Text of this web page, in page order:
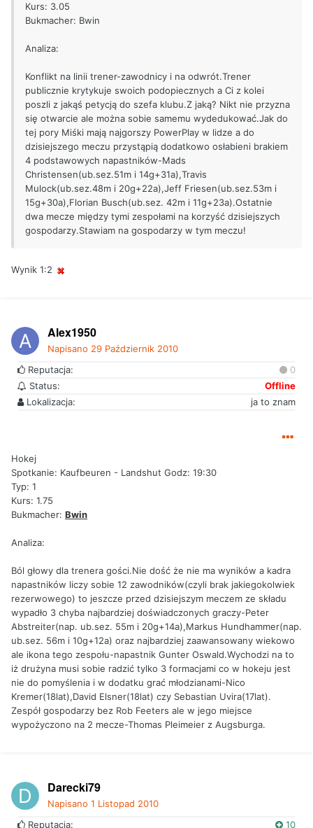
Kurs: 3.05
Bukmacher: Bwin
Analiza:
Konflikt na linii trener-zawodnicy i na odwrót.Trener
publicznie krytykuje swoich podopiecznych a Ci z kolei
poszli z jakąś petycją do szefa klubu.Z jaką? Nikt nie przyzna
się otwarcie ale można sobie samemu wydedukować.Jak do
tej pory Miśki mają najgorszy PowerPlay w lidze a do
dzisiejszego meczu przystąpią dodatkowo osłabieni brakiem
4 podstawowych napastników-Mads
Christensen(ub.sez.51m i 14g+31a),Travis
Mulock(ub.sez.48m i 20g+22a),Jeff Friesen(ub.sez.53m i
15g+30a),Florian Busch(ub.sez. 42m i 11g+23a).Ostatnie
dwa mecze między tymi zespołami na korzyść dzisiejszych
gospodarzy.Stawiam na gospodarzy w tym meczu!
Wynik 1:2
Alex1950
Napisano 29 Październik 2010
Reputacja:
0
Status:
Offline
Lokalizacja:
ja to znam
Hokej
Spotkanie: Kaufbeuren - Landshut Godz: 19:30
Typ: 1
Kurs: 1.75
Bukmacher: Bwin
Analiza:
Ból głowy dla trenera gości.Nie dość że nie ma wyników a kadra
napastników liczy sobie 12 zawodników(czyli brak jakiegokolwiek
rezerwowego) to jeszcze przed dzisiejszym meczem ze składu
wypadło 3 chyba najbardziej doświadczonych graczy-Peter
Abstreiter(nap. ub.sez. 55m i 20g+14a),Markus Hundhammer(nap.
ub.sez. 56m i 10g+12a) oraz najbardziej zaawansowany wiekowo
ale ikona tego zespołu-napastnik Gunter Oswald.Wychodzi na to
iż drużyna musi sobie radzić tylko 3 formacjami co w hokeju jest
nie do pomyślenia i w dodatku grać młodzianami-Nico
Kremer(18lat),David Elsner(18lat) czy Sebastian Uvira(17lat).
Zespół gospodarzy bez Rob Feeters ale w jego miejsce
wypożyczono na 2 mecze-Thomas Pleimeier z Augsburga.
Darecki79
Napisano 1 Listopad 2010
Reputacja:
10